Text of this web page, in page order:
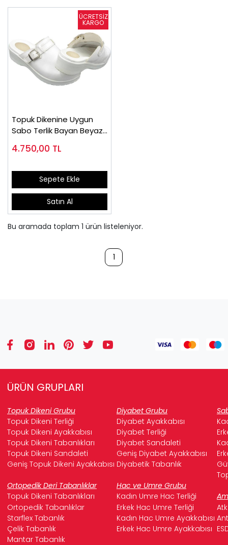
Topuk Dikenine Uygun
Sabo Terlik Bayan Beyaz
4.750,00 TL
Sepete Ekle
Satın Al
Bu aramada toplam 1 ürün listeleniyor.
1
ÜRÜN GRUPLARI
Topuk Dikeni Grubu Diyabet Grubu
Topuk Dikeni Terliği
Diyabet Ayakkabısı
Topuk Dikeni Ayakkabısı
Diyabet Terliği
Topuk Dikeni Tabanlıkları
Diyabet Sandaleti
Topuk Dikeni Sandaleti
Geniş Diyabet Ayakkabısı
Geniş Topuk Dikeni Ayakkabısı Diyabetik Tabanlık
Ortopedik Deri Tabanlıklar
Hac ve Umre Grubu
Topuk Dikeni Tabanlıkları
Kadın Umre Hac Terliği
Ortopedik Tabanlıklar
Erkek Hac Umre Terliği
Starflex Tabanlık
Kadın Hac Umre Ayakkabısı
Çelik Tabanlık
Erkek Hac Umre Ayakkabısı
Mantar Tabanlık